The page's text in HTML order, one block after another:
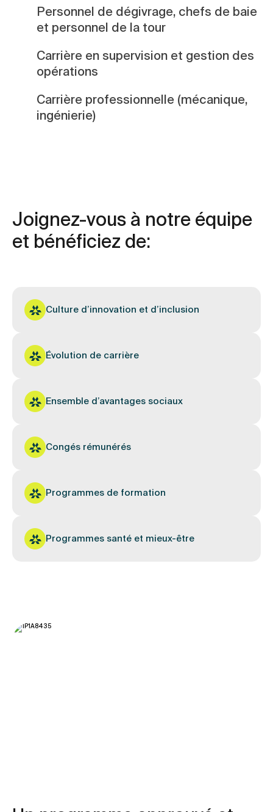
Personnel de dégivrage, chefs de baie
et personnel de la tour
Carrière en supervision et gestion des
opérations
Carrière professionnelle (mécanique,
ingénierie)
Joignez-vous à notre équipe
et bénéficiez de:
Culture d’innovation et d’inclusion
Évolution de carrière
Ensemble d’avantages sociaux
Congés rémunérés
Programmes de formation
Programmes santé et mieux-être